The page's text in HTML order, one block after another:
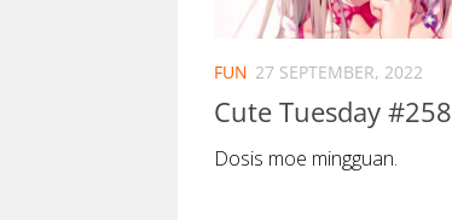
FUN 27 SEPTEMBER, 2022
Cute Tuesday #258
Dosis moe mingguan.